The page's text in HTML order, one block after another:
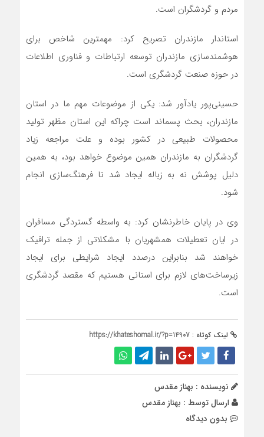
مردم و گردشگران است.
استاندار مازندران تصریح کرد: مهمترین شاخص برای
هوشمندسازی مازندران توسعه ارتباطات و فناوری اطلاعات
در حوزه صنعت گردشگری است. ‎
حسینی‌پور یادآور شد: یکی از موضوعات مهم ما در استان
مازندران، بحث پسماند است چراکه این استان مظهر تولید
محصولات طبیعی در کشور بوده و علت مراجعه زیاد
گردشگران به مازندران همین موضوع خواهد بود، به همین
دلیل پوشش نه به زباله ایجاد شد تا فرهنگ‌سازی انجام
شود.
وی در پایان خاطرنشان کرد: به واسطه گستردگی مسافران
در ایان تعطیلات همشهریان با مشکلاتی از جمله ترافیک
خواهند شد بنابراین درصدد ایجاد شرایطی برای ایجاد
زیرساخت‌های لازم برای استانی هستیم که مقصد گردشگری
است.
لینک کوتاه : https://khateshomal.ir/?p=14907
نویسنده : بهناز مقدس
ارسال توسط : بهناز مقدس
بدون دیدگاه